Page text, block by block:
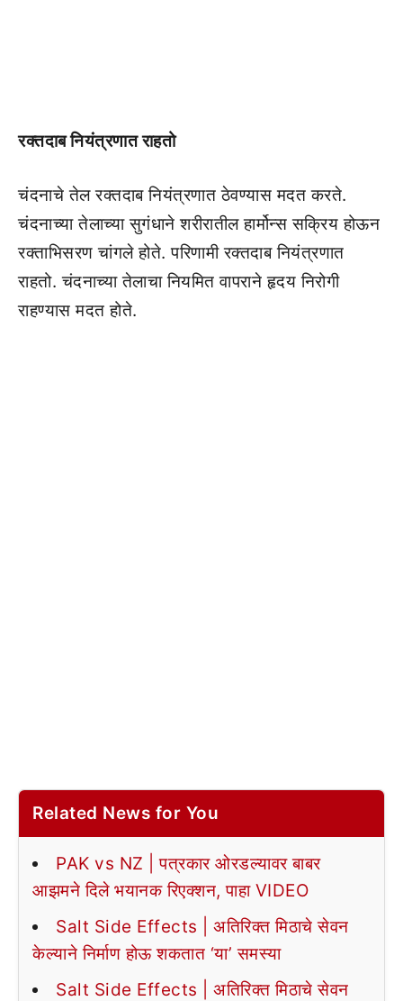
रक्तदाब नियंत्रणात राहतो
चंदनाचे तेल रक्तदाब नियंत्रणात ठेवण्यास मदत करते.
चंदनाच्या तेलाच्या सुगंधाने शरीरातील हार्मोन्स सक्रिय होऊन
रक्ताभिसरण चांगले होते. परिणामी रक्तदाब नियंत्रणात
राहतो. चंदनाच्या तेलाचा नियमित वापराने हृदय निरोगी
राहण्यास मदत होते.
Related News for You
PAK vs NZ | पत्रकार ओरडल्यावर बाबर
आझमने दिले भयानक रिएक्शन, पाहा VIDEO
Salt Side Effects | अतिरिक्त मिठाचे सेवन
केल्याने निर्माण होऊ शकतात ‘या’ समस्या
Salt Side Effects | अतिरिक्त मिठाचे सेवन